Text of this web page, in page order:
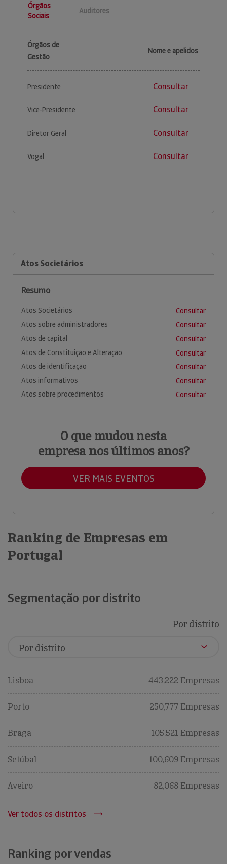
Órgãos
Sociais
Auditores
Órgãos de
Gestão
Nome e apelidos
Presidente Consultar
Vice-Presidente Consultar
Diretor Geral Consultar
Vogal Consultar
Atos Societários
Resumo
Atos Societários
Consultar
Atos sobre administradores
Consultar
Atos de capital
Consultar
Atos de Constituição e Alteração
Consultar
Atos de identificação
Consultar
Atos informativos
Consultar
Atos sobre procedimentos
Consultar
O que mudou nesta
empresa nos últimos anos?
VER MAIS EVENTOS
Ranking de Empresas em
Portugal
Segmentação por distrito
Por distrito
Lisboa 443,222 Empresas
Porto 250,777 Empresas
Braga 105,521 Empresas
Setúbal 100,609 Empresas
Aveiro 82,068 Empresas
Ver todos os distritos
Ranking por vendas